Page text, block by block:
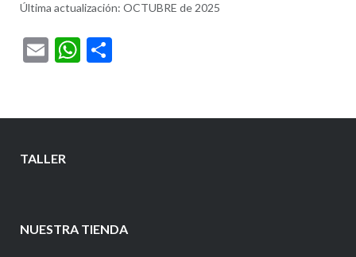
Última actualización: OCTUBRE de 2025
EmailWhatsApp
Compartir
TALLER
NUESTRA TIENDA